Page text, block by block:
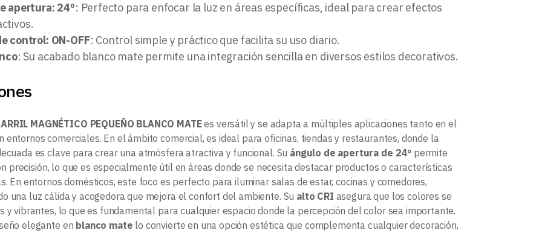
apertura: 24º: Perfecto para enfocar la luz en áreas específicas, ideal para crear efectos
control: ON-OFF: Control simple y práctico que facilita su uso diario.
: Su acabado blanco mate permite una integración sencilla en diversos estilos decorativos.
MAGNÉTICO PEQUEÑO BLANCO MATEes versátil y se adapta a múltiples aplicaciones tanto en el
entornos comerciales. En el ámbito comercial, es ideal para oficinas, tiendas y restaurantes, donde la
es clave para crear una atmósfera atractiva y funcional. Su ángulo de apertura de 24º permite
precisión, lo que es especialmente útil en áreas donde se necesita destacar productos o características
En entornos domésticos, este foco es perfecto para iluminar salas de estar, cocinas y comedores,
una luz cálida y acogedora que mejora el confort del ambiente. Su alto CRI asegura que los colores se
y vibrantes, lo que es fundamental para cualquier espacio donde la percepción del color sea importante.
elegante en blanco mate lo convierte en una opción estética que complementa cualquier decoración,